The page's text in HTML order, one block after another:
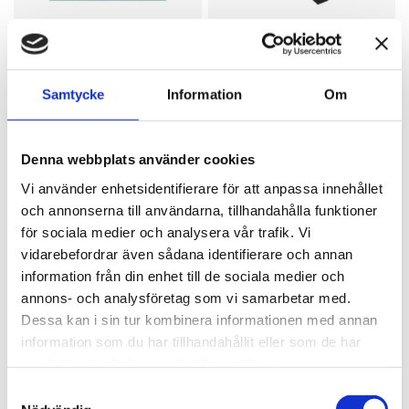
Samtycke Information Om
Denna webbplats använder cookies
Vi använder enhetsidentifierare för att anpassa innehållet
och annonserna till användarna, tillhandahålla funktioner
för sociala medier och analysera vår trafik. Vi
vidarebefordrar även sådana identifierare och annan
information från din enhet till de sociala medier och
annons- och analysföretag som vi samarbetar med.
Dessa kan i sin tur kombinera informationen med annan
information som du har tillhandahållit eller som de har
RUPES
Slipark HQ400,
Delta, P80 - P320
Slipark HQ400 Delta
fr 12 kr
Finns i 5 varianter
Läs mer
Slipduksrulle 314D,
38 mm, P40 - P400
Slipduksrulle 314D 38 mm
fr 369 kr
Läs mer